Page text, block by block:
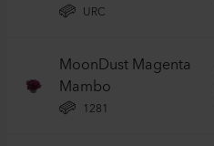
URC
MoonDust Magenta
Mambo
1281